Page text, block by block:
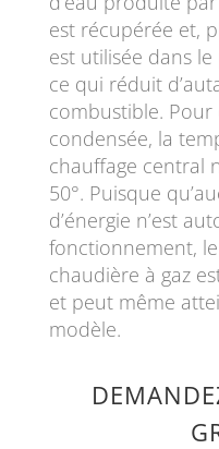
est récupérée et,
est utilisée dans
ce qui réduit
combustible.
condensée, la
chauffage central
50°. Puisque
d’énergie n’est
fonctionnement,
chaudière à gaz
et peut même
modèle.